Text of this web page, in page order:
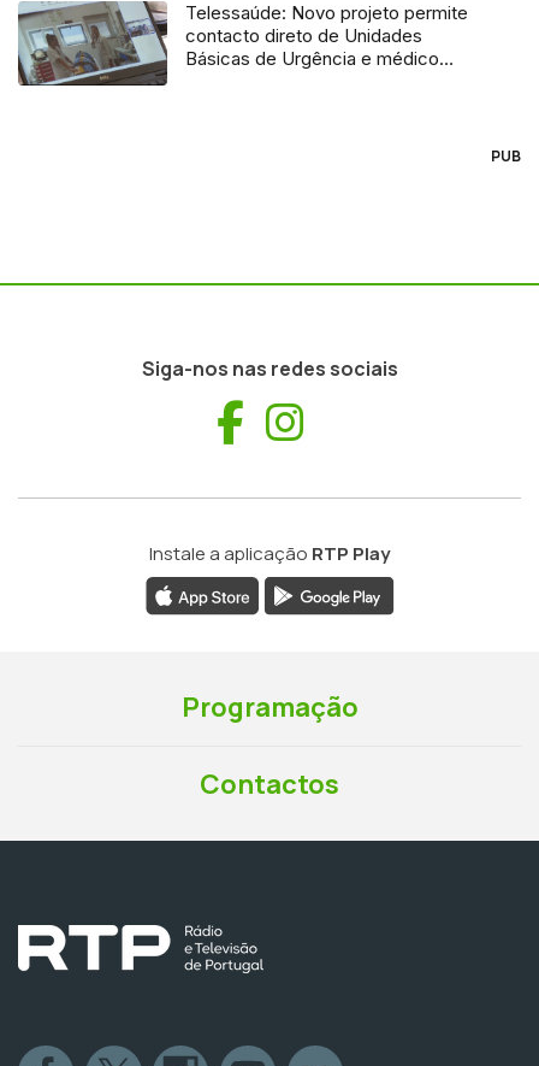
Telessaúde: Novo projeto permite
contacto direto de Unidades
Básicas de Urgência e médico
PUB
Siga-nos nas redes sociais
Facebook
Instale a aplicação RTP Play
Programação
Contactos